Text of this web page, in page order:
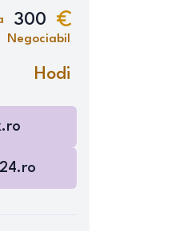
300
Negociabil
Hodi